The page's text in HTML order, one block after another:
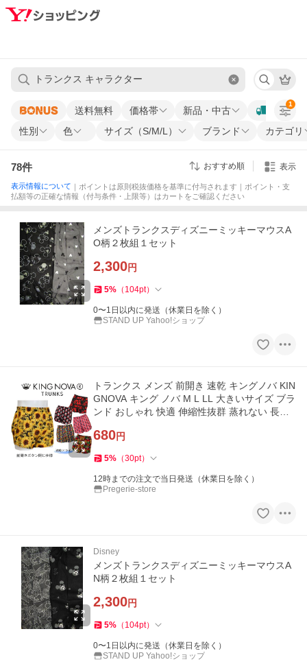
送料無料 価格帯
新品・中古
性別
色 サイズ（S/M/L） ブランド カテゴリ
1
78件 おすすめ順 表示
表示情報について ｜ポイントは原則税抜価格を基準に付与されます｜ポイント・支
払額等の正確な情報（付与条件・上限等）はカートをご確認ください
メンズトランクスディズニーミッキーマウスA
O柄２枚組１セット
2,300円
5% （ 104pt）
0〜1日以内に発送（休業日を除く）
STAND UP Yahoo!ショップ
トランクス メンズ 前開き 速乾 キングノバ KIN
GNOVA キング ノバ M L LL 大きいサイズ ブラ
ンド おしゃれ 快適 伸縮性抜群 蒸れない 長持
680円
5% （30pt）
12時までの注文で当日発送（休業日を除く）
Pregerie-store
Disney
メンズトランクスディズニーミッキーマウスA
N柄２枚組１セット
2,300円
5% （ 104pt）
0〜1日以内に発送（休業日を除く）
STAND UP Yahoo!ショップ